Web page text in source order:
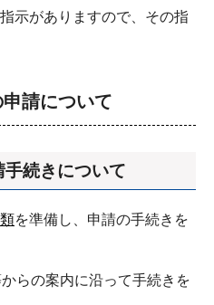
示がありますので、その指
請について
続きについて
を準備し、申請の手続きを
らの案内に沿って手続きを